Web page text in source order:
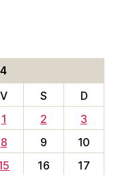
V S
D
1
2
3
8 9
10
16
17